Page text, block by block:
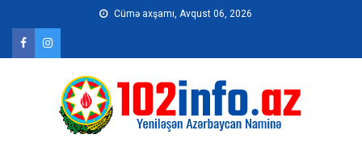
content
Cümə axşamı, Avqust 06, 2026